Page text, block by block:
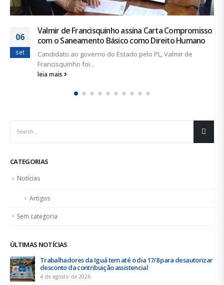
11
ago
Lei Maria da Penha completa 14 anos
Na última sexta-feira, dia 7, a Lei 11.340/2006, Lei
da...
leia mais
CATEGORIAS
Notícias
Artigos
Sem categoria
ÚLTIMAS NOTÍCIAS
8 para desautorizar
Duas chapas inscritas para a eleição do
acontece de 21 a 24 de julho